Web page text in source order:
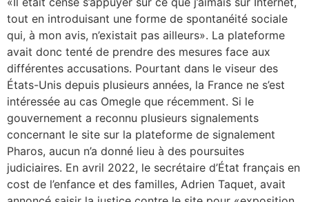
tout en introduisant une forme de spontanéité sociale
qui, à mon avis, n’existait pas ailleurs». La plateforme
avait donc tenté de prendre des mesures face aux
différentes accusations. Pourtant dans le viseur des
États-Unis depuis plusieurs années, la France ne s’est
intéressée au cas Omegle que récemment. Si le
gouvernement a reconnu plusieurs signalements
concernant le site sur la plateforme de signalement
Pharos, aucun n’a donné lieu à des poursuites
judiciaires. En avril 2022, le secrétaire d’État français en
cost de l’enfance et des familles, Adrien Taquet, avait